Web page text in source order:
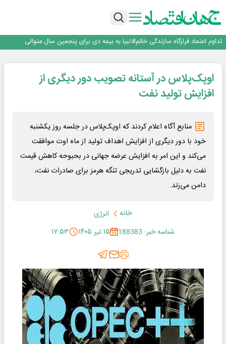
هم‌افزایی تامین سرمایه تمدن و رسانه‌ها برای توسعه بازار سرمایه
تداوم اعتماد قرارگاه سازندگی خاتم‌الانبیا به بیمه دی برای پنجمین سال متوالی
آموزش بر مبنای نیاز بازار کار؛ محور اصلی طرح مهارت‌آموزی سربازان
هم‌افزایی تامین سرمایه تمدن و رسانه‌ها برای توسعه بازار سرمایه
اعتماد، مهم‌ترین سرمایه بانک و رسانه است
اوپک‌پلاس در آستانه تصویب دور دیگری از
افزایش تولید نفت
منابع آگاه اعلام کردند که اوپک‌پلاس در جلسه روز یکشنبه
خود با دور دیگری از افزایش اهداف تولید از ماه اوت موافقت
می‌کند و این امر به افزایش عرضه جهانی در بحبوحه کاهش قیمت
نفت به دلیل بازگشایی تدریجی تنگه هرمز برای صادرات نفت،
دامن می‌زند.
خانه
انرژی
شناسه خبر: 188383
۱۵ تیر ۱۴۰۵ ۱۷:۵۳